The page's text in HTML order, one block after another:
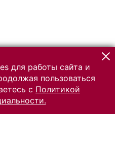
для работы сайта и
пользоваться
с Политикой